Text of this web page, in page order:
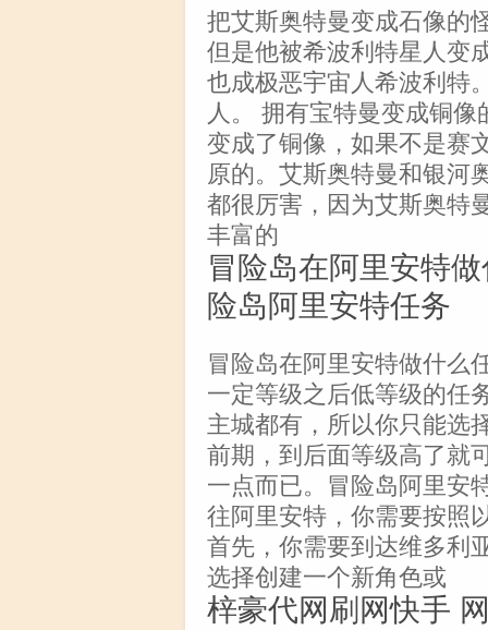
把艾斯奥特曼变成石像的
但是他被希波利特星人变
也成极恶宇宙人希波利特
人。 拥有宝特曼变成铜
变成了铜像，如果不是赛
原的。艾斯奥特曼和银河
都很厉害，因为艾斯奥特
丰富的
冒险岛在阿里安特
险岛阿里安特任务
冒险岛在阿里安特做什么
一定等级之后低等级的任
主城都有，所以你只能选
前期，到后面等级高了就
一点而已。冒险岛阿里安
往阿里安特，你需要按照
首先，你需要到达维多利
选择创建一个新角色或
梓豪代网刷网快手